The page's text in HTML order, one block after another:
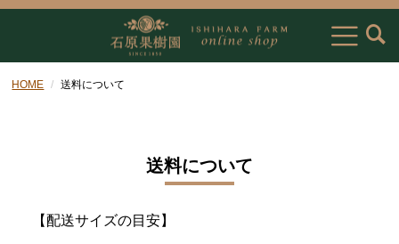
HOME 送料について
送料について
【配送サイズの目安】